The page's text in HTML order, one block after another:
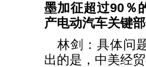
墨加征超过90％
产电动汽车关键
林剑：具体问
出的是，中美经